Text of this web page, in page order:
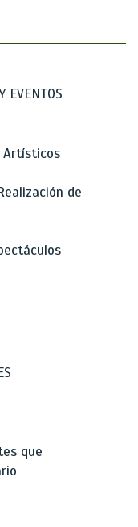
EVENTOS
Artísticos
de
que